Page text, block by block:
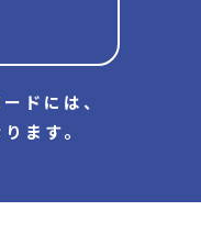
ドには、
ます。